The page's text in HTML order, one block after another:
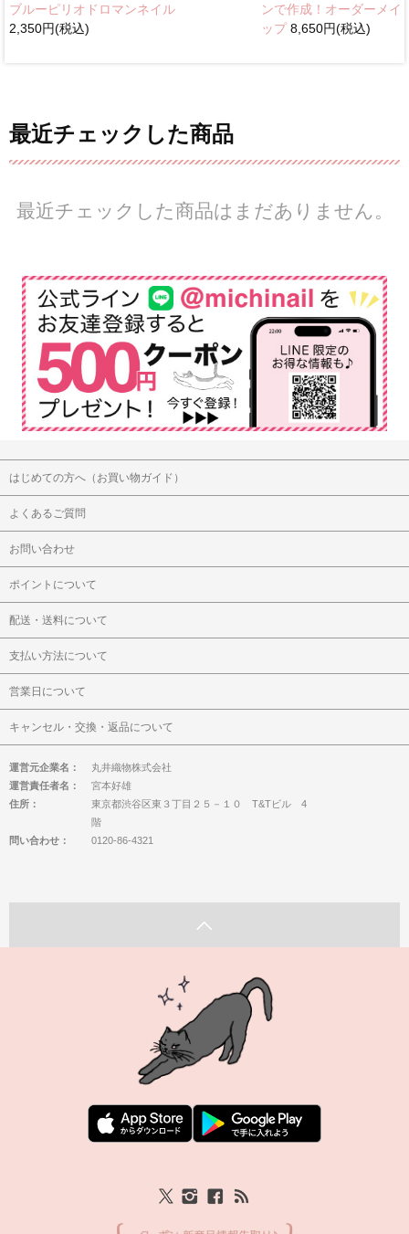
ブルーピリオドロマンネイル
2,350円(税込)
ンで作成！オーダーメイ
ップ8,650円(税込)
最近チェックした商品
最近チェックした商品はまだありません。
はじめての方へ（お買い物ガイド）
よくあるご質問
お問い合わせ
ポイントについて
配送・送料について
支払い方法について
営業日について
キャンセル・交換・返品について
運営元企業名：
丸井織物株式会社
運営責任者名：
宮本好雄
住所：
東京都渋谷区東３丁目２５－１０ T&Tビル 4
階
問い合わせ：
0120-86-4321